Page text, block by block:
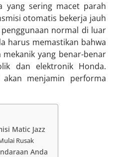
yang sering macet parah
otomatis bekerja jauh
normal di luar
harus memastikan bahwa
yang benar-benar
dan elektronik Honda.
menjamin performa
Matic Jazz
Rusak
Anda